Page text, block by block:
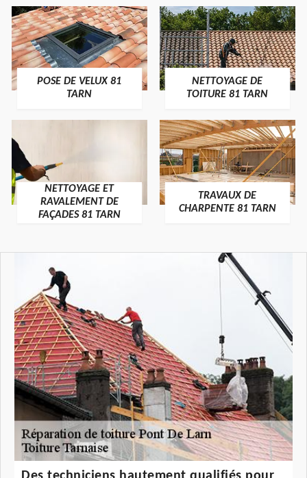
POSE DE VELUX 81
TARN
NETTOYAGE DE
TOITURE 81 TARN
NETTOYAGE ET
RAVALEMENT DE
FAÇADES 81 TARN
TRAVAUX DE
CHARPENTE 81 TARN